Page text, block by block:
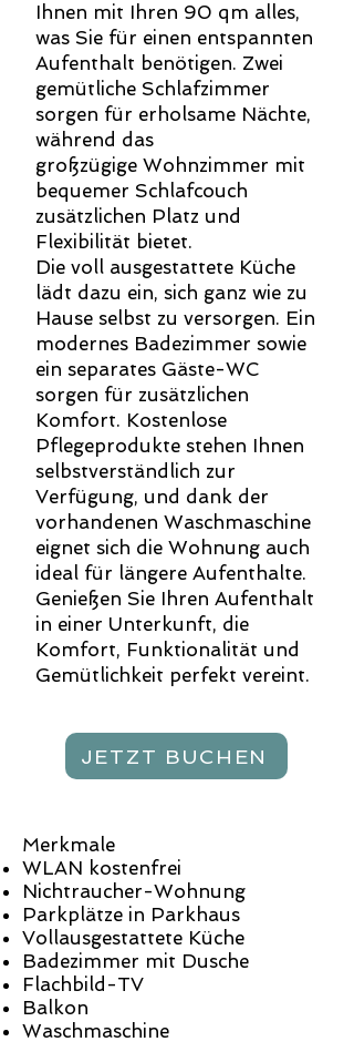
Ihnen mit Ihren 90 qm alles,
was Sie für einen entspannten
Aufenthalt benötigen. Zwei
gemütliche Schlafzimmer
sorgen für erholsame Nächte,
während das
großzügige Wohnzimmer mit
bequemer Schlafcouch
zusätzlichen Platz und
Flexibilität bietet.
Die voll ausgestattete Küche
lädt dazu ein, sich ganz wie zu
Hause selbst zu versorgen. Ein
modernes Badezimmer sowie
ein separates Gäste-WC
sorgen für zusätzlichen
Komfort. Kostenlose
Pflegeprodukte stehen Ihnen
selbstverständlich zur
Verfügung, und dank der
vorhandenen Waschmaschine
eignet sich die Wohnung auch
ideal für längere Aufenthalte.
Genießen Sie Ihren Aufenthalt
in einer Unterkunft, die
Komfort, Funktionalität und
Gemütlichkeit perfekt vereint.
JETZT BUCHEN
Merkmale
WLAN kostenfrei
Nichtraucher-Wohnung
Parkplätze in Parkhaus
Vollausgestattete Küche
Badezimmer mit Dusche
Flachbild-TV
Balkon
Waschmaschine